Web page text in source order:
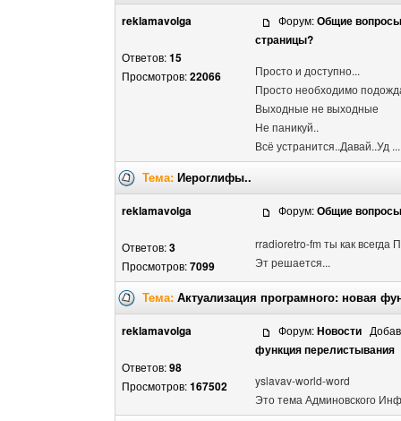
reklamavolga
Ответов:15
Просмотров:22066
Форум:Общие вопросы
страницы?
Просто и доступно...
Просто необходимо
Выходные не выходные
Не паникуй..
Всё устранится..Давай..Уд ...
Тема: Иероглифы..
reklamavolga
Ответов:3
Просмотров:7099
Форум:Общие вопросы
rradioretro-fm ты как всегда
Эт решается...
Тема: Актуализация програмного: новая
reklamavolga
Ответов:98
Просмотров:167502
Форум:Новости
функция перелистывания
yslavav-world-word
Это тема Админовского